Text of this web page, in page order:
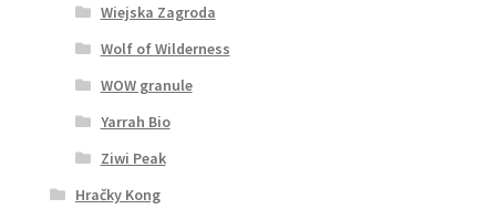
Wiejska Zagroda
Wolf of Wilderness
WOW granule
Yarrah Bio
Ziwi Peak
Hračky Kong